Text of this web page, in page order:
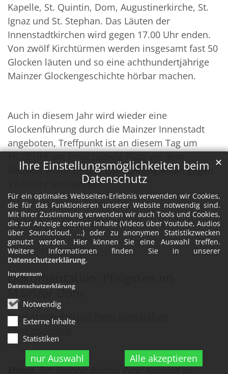
Ihre Einstellungsmöglichkeiten beim
Datenschutz
Für ein optimales Webseiten-Erlebnis verwenden wir Cookies,
die für das Funktionieren unserer Website notwendig sind.
Mit Ihrer Zustimmung verwenden wir auch Tools und Cookies,
die zur Anzeige externer Inhalte (Videos über Youtube, Audios
über Soundcloud, ...) oder zu anonymen Statistikzwecken
genutzt werden. Hier können Sie eine Auswahl treffen.
Weitere Informationen finden Sie in unserer
Datenschutzerklärung.
Notwendig
Externe Inhalte
Statistiken
nur Auswahl Alle akzeptieren
✕
Impressum
Datenschutzerklärung
Kapelle, St. Quintin, Dom, Augustinerkirche, St.
Ignaz und St. Stephan. Das Läuten der
Innenstadtkirchen wird gegen 17.00 Uhr enden.
Von zwölf Kirchtürmen werden insgesamt fast 50
Glocken läuten und so eine achthundertjährige
Mainzer Glockengeschichte hörbar machen.
Auch in diesem Jahr wird wieder eine
Glockenführung durch die Mainzer Innenstadt
angeboten, Treffpunkt ist an diesem Tag um
Dativius Victor-Bogen. Die Führung endet gegen
17.00 Uhr am Höfchen.
Nachricht voraus am 2.6.25
PM (MBN)
Dokumentation: Pfingsten im
Mainzer Dom
Predigt von Bischof Peter Kohlgraf an
Pfingstsonntag
Mainz.Der Mainzer Bischof Peter Kohlgraf an